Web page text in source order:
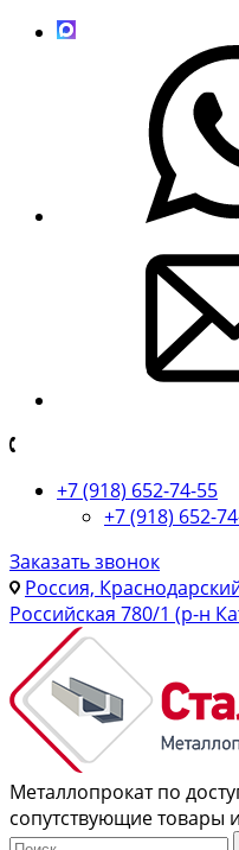
+7 (918) 652-74-55
+7 (918) 652-
Заказать звонок
Россия,
Российская 780/1 (р-н
Металлопрокат по
сопутствующие товары